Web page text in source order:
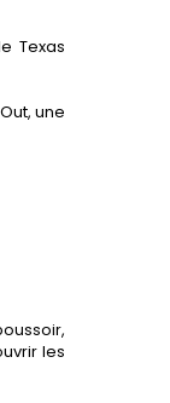
Texas
une
les